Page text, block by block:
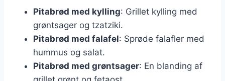
Pitabrød med kylling: Grillet kylling med
grøntsager og tzatziki.
Pitabrød med falafel: Sprøde falafler med
hummus og salat.
Pitabrød med grøntsager: En blanding af